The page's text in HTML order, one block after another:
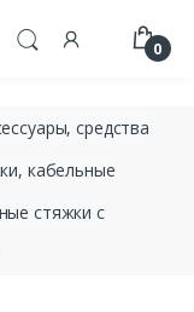
0
средства
кабельные
стяжки с